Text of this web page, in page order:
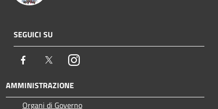
SEGUICI SU
Facebook TwitterInstagram
AMMINISTRAZIONE
Organi di Governo